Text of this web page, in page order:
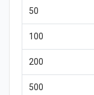
50
100
200
500